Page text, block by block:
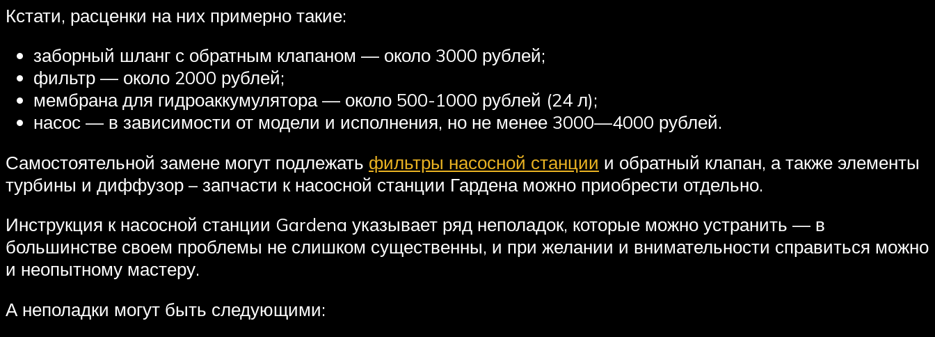
Кстати, расценки на них примерно такие:
заборный шланг с обратным клапаном — около 3000 рублей;
фильтр — около 2000 рублей;
мембрана для гидроаккумулятора — около 500-1000 рублей (24 л);
насос — в зависимости от модели и исполнения, но не менее 3000—4000 рублей.
Самостоятельной замене могут подлежать фильтры насосной станции и обратный клапан, а также элементы
турбины и диффузор – запчасти к насосной станции Гардена можно приобрести отдельно.
Инструкция к насосной станции Gardena указывает ряд неполадок, которые можно устранить — в
большинстве своем проблемы не слишком существенны, и при желании и внимательности справиться можно
и неопытному мастеру.
А неполадки могут быть следующими: